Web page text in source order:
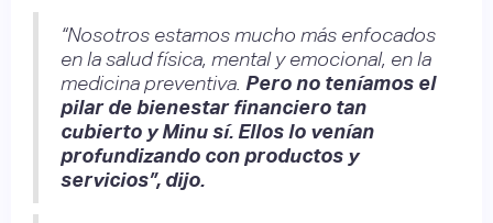
“Nosotros estamos mucho más enfocados
en la salud física, mental y emocional, en la
medicina preventiva. Pero no teníamos el
pilar de bienestar financiero tan
cubierto y Minu sí. Ellos lo venían
profundizando con productos y
servicios”, dijo.